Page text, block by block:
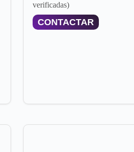
verificadas)
CONTACTAR